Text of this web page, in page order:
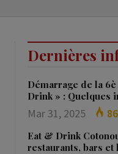
Dernières
Démarrage de la
Drink » : Quelques
Mar 31, 2025
Eat & Drink
restaurants, bars